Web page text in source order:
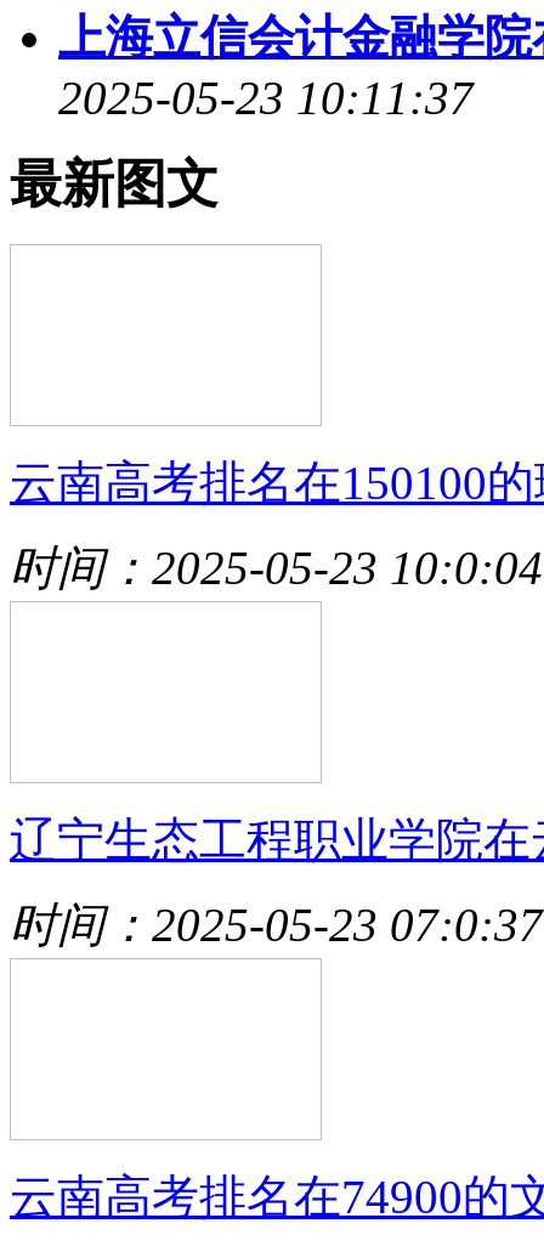
上海立信会计金融学
2025-05-23 10:11:37
最新图文
云南高考排名在150100
时间：2025-05-23 10:0:04
辽宁生态工程职业学院在
时间：2025-05-23 07:0:37
云南高考排名在74900的